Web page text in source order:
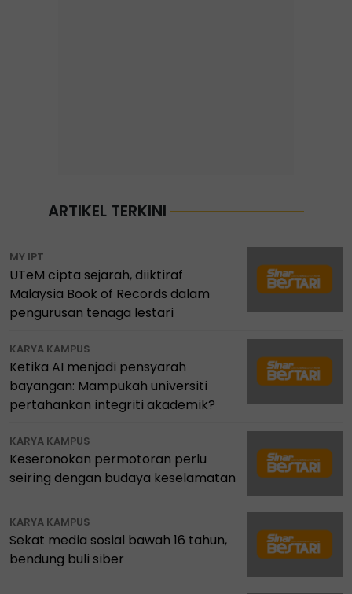
ARTIKEL TERKINI
MY IPT
UTeM cipta sejarah, diiktiraf
Malaysia Book of Records dalam
pengurusan tenaga lestari
KARYA KAMPUS
Ketika AI menjadi pensyarah
bayangan: Mampukah universiti
pertahankan integriti akademik?
KARYA KAMPUS
Keseronokan permotoran perlu
seiring dengan budaya keselamatan
KARYA KAMPUS
Sekat media sosial bawah 16 tahun,
bendung buli siber